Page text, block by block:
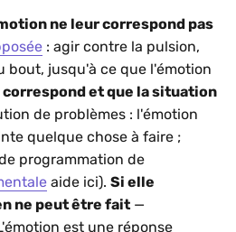
ne leur correspond pas
: agir contre la pulsion,
bout, jusqu'à ce que l'émotion
correspond et que la situation
de problèmes : l'émotion
quelque chose à faire ;
programmation de
aide ici). Si elle
ne peut être fait —
est une réponse